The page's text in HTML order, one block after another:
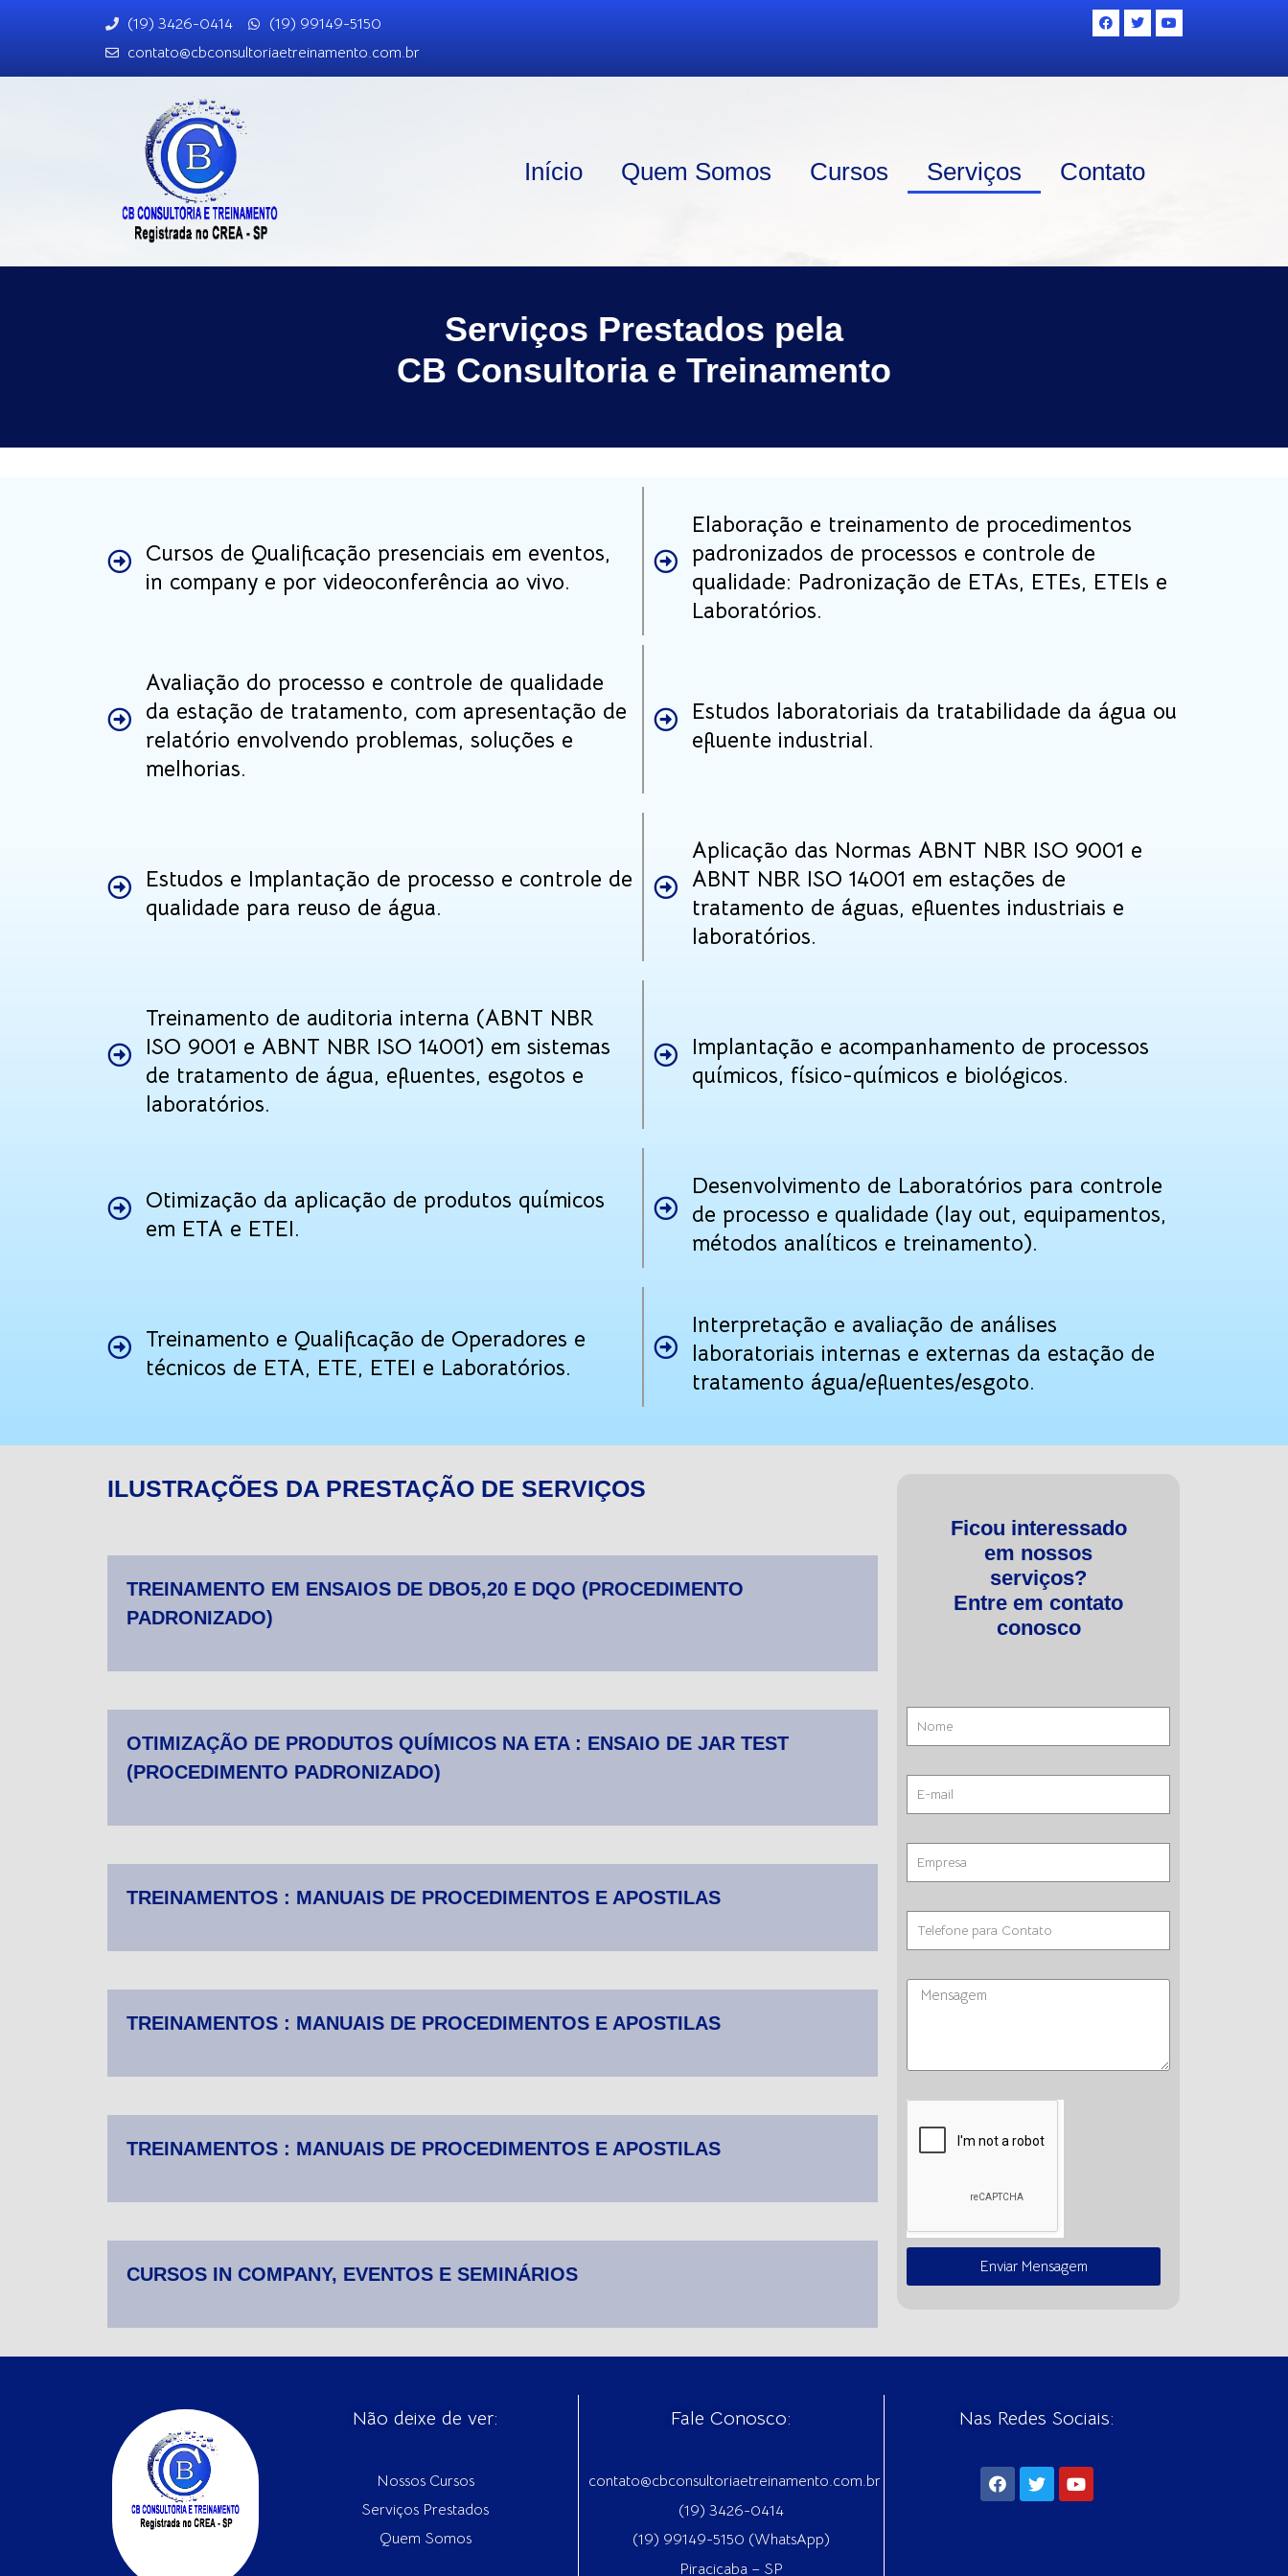
(19) 3426-0414
(19) 99149-5150
contato@cbconsultoriaetreinamento.com.br
Início Quem Somos Cursos Serviços Contato
Serviços Prestados pela
CB Consultoria e Treinamento
Cursos de Qualificação presenciais em eventos,
in company e por videoconferência ao vivo.
Elaboração e treinamento de procedimentos
padronizados de processos e controle de
qualidade: Padronização de ETAs, ETEs, ETEIs e
Laboratórios.
Avaliação do processo e controle de qualidade
da estação de tratamento, com apresentação de
relatório envolvendo problemas, soluções e
melhorias.
Estudos laboratoriais da tratabilidade da água ou
efluente industrial.
Estudos e Implantação de processo e controle de
qualidade para reuso de água.
Aplicação das Normas ABNT NBR ISO 9001 e
ABNT NBR ISO 14001 em estações de
tratamento de águas, efluentes industriais e
laboratórios.
Treinamento de auditoria interna (ABNT NBR
ISO 9001 e ABNT NBR ISO 14001) em sistemas
de tratamento de água, efluentes, esgotos e
laboratórios.
Implantação e acompanhamento de processos
químicos, físico-químicos e biológicos.
Otimização da aplicação de produtos químicos
em ETA e ETEI.
Desenvolvimento de Laboratórios para controle
de processo e qualidade (lay out, equipamentos,
métodos analíticos e treinamento).
Treinamento e Qualificação de Operadores e
técnicos de ETA, ETE, ETEI e Laboratórios.
Interpretação e avaliação de análises
laboratoriais internas e externas da estação de
tratamento água/efluentes/esgoto.
ILUSTRAÇÕES DA PRESTAÇÃO DE SERVIÇOS
TREINAMENTO EM ENSAIOS DE DBO5,20 E DQO (PROCEDIMENTO
PADRONIZADO)
OTIMIZAÇÃO DE PRODUTOS QUÍMICOS NA ETA : ENSAIO DE JAR TEST
(PROCEDIMENTO PADRONIZADO)
TREINAMENTOS : MANUAIS DE PROCEDIMENTOS E APOSTILAS
TREINAMENTOS : MANUAIS DE PROCEDIMENTOS E APOSTILAS
TREINAMENTOS : MANUAIS DE PROCEDIMENTOS E APOSTILAS
CURSOS IN COMPANY, EVENTOS E SEMINÁRIOS
Ficou interessado
em nossos
serviços?
Entre em contato
conosco
Enviar Mensagem
Não deixe de ver:
Nossos Cursos
Serviços Prestados
Quem Somos
Fale Conosco:
contato@cbconsultoriaetreinamento.com.br
(19) 3426-0414
(19) 99149-5150 (WhatsApp)
Piracicaba – SP
Nas Redes Sociais: